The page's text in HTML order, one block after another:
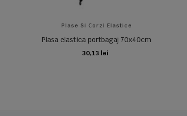
Plase Si Corzi Elastice
Plasa elastica portbagaj 70x40cm
30,13 lei
ADAUGA IN COS